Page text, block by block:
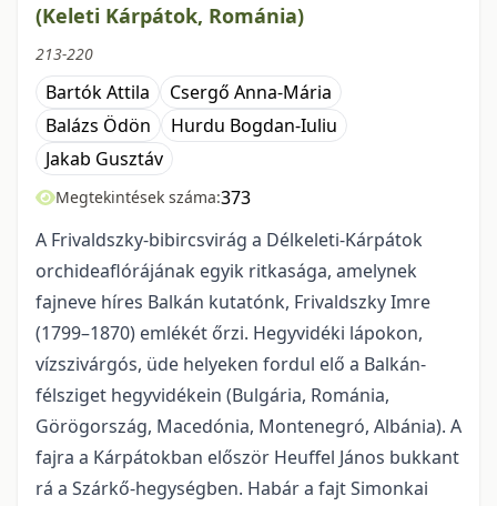
(Keleti Kárpátok, Románia)
213-220
Bartók Attila
Csergő Anna-Mária
Balázs Ödön
Hurdu Bogdan-Iuliu
Jakab Gusztáv
Megtekintések száma:373
A Frivaldszky-bibircsvirág a Délkeleti-Kárpátok
orchideaflórájának egyik ritkasága, amelynek
fajneve híres Balkán kutatónk, Frivaldszky Imre
(1799–1870) emlékét őrzi. Hegyvidéki lápokon,
vízszivárgós, üde helyeken fordul elő a Balkán-
félsziget hegyvidékein (Bulgária, Románia,
Görögország, Macedónia, Montenegró, Albánia). A
fajra a Kárpátokban először Heuffel János bukkant
rá a Szárkő-hegységben. Habár a fajt Simonkai